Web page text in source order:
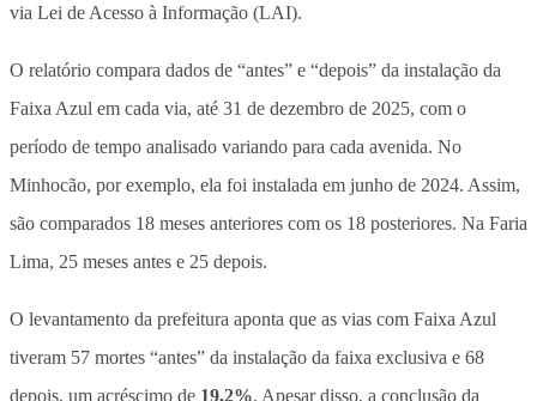
via Lei de Acesso à Informação (LAI).
O relatório compara dados de “antes” e “depois” da instalação da
Faixa Azul em cada via, até 31 de dezembro de 2025, com o
período de tempo analisado variando para cada avenida. No
Minhocão, por exemplo, ela foi instalada em junho de 2024. Assim,
são comparados 18 meses anteriores com os 18 posteriores. Na Faria
Lima, 25 meses antes e 25 depois.
O levantamento da prefeitura aponta que as vias com Faixa Azul
tiveram 57 mortes “antes” da instalação da faixa exclusiva e 68
depois, um acréscimo de 19,2%. Apesar disso, a conclusão da